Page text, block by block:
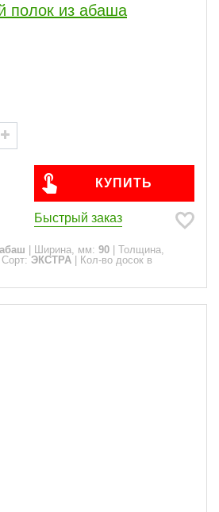
полок из абаша
КУПИТЬ
Быстрый заказ
Ширина, мм: 90
Толщина,
Сорт: ЭКСТРА
Кол-во досок в